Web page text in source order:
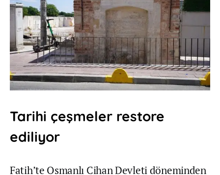
Tarihi çeşmeler restore
ediliyor
Fatih’te Osmanlı Cihan Devleti döneminden